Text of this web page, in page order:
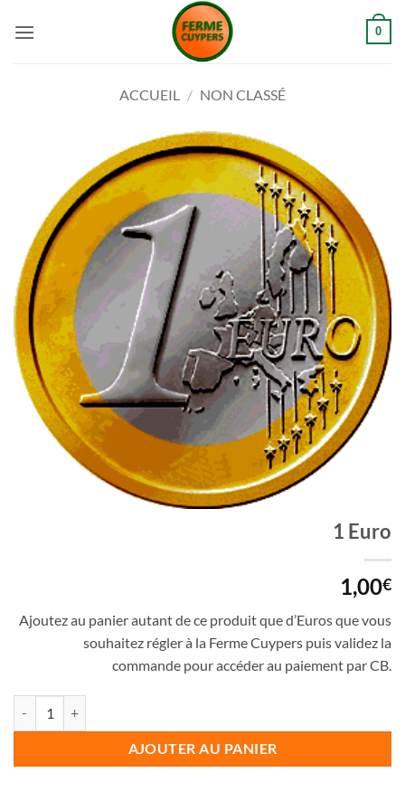
0
ACCUEIL / NON CLASSÉ
1 Euro
1,00€
Ajoutez au panier autant de ce produit que d’Euros que vous
souhaitez régler à la Ferme Cuypers puis validez la
commande pour accéder au paiement par CB.
AJOUTER AU PANIER